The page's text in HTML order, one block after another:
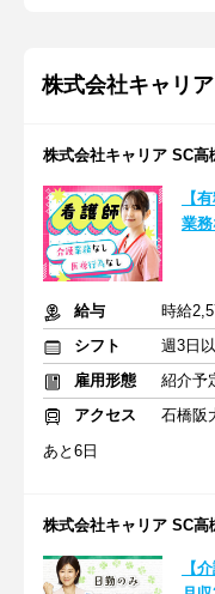
株式会社キャリア
株式会社キャリア SC高
【
業
給与
時給
シフト
雇用形態
紹介予
アクセス
石橋阪
あと6日
株式会社キャリア SC高
【